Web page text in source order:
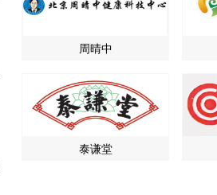
周晴中
泰谦堂